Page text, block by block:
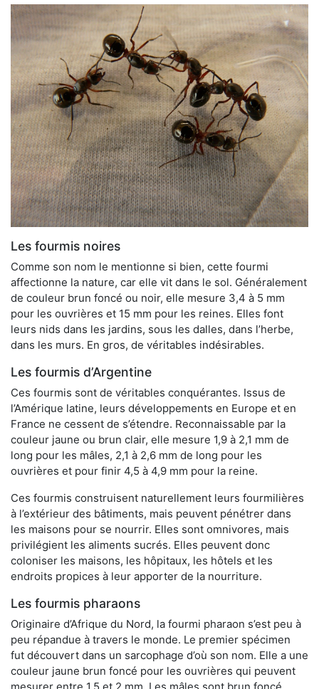
Les fourmis noires
Comme son nom le mentionne si bien, cette fourmi
affectionne la nature, car elle vit dans le sol. Généralement
de couleur brun foncé ou noir, elle mesure 3,4 à 5 mm
pour les ouvrières et 15 mm pour les reines. Elles font
leurs nids dans les jardins, sous les dalles, dans l’herbe,
dans les murs. En gros, de véritables indésirables.
Les fourmis d’Argentine
Ces fourmis sont de véritables conquérantes. Issus de
l’Amérique latine, leurs développements en Europe et en
France ne cessent de s’étendre. Reconnaissable par la
couleur jaune ou brun clair, elle mesure 1,9 à 2,1 mm de
long pour les mâles, 2,1 à 2,6 mm de long pour les
ouvrières et pour finir 4,5 à 4,9 mm pour la reine.
Ces fourmis construisent naturellement leurs fourmilières
à l’extérieur des bâtiments, mais peuvent pénétrer dans
les maisons pour se nourrir. Elles sont omnivores, mais
privilégient les aliments sucrés. Elles peuvent donc
coloniser les maisons, les hôpitaux, les hôtels et les
endroits propices à leur apporter de la nourriture.
Les fourmis pharaons
Originaire d’Afrique du Nord, la fourmi pharaon s’est peu à
peu répandue à travers le monde. Le premier spécimen
fut découvert dans un sarcophage d’où son nom. Elle a une
couleur jaune brun foncé pour les ouvrières qui peuvent